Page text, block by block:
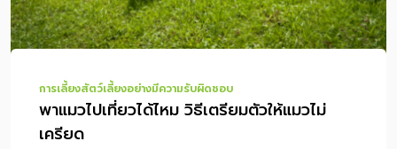
การเลี้ยงสัตว์เลี้ยงอย่างมีความรับผิดชอบ
พาแมวไปเที่ยวได้ไหม วิธีเตรียมตัวให้แมวไม่
เครียด